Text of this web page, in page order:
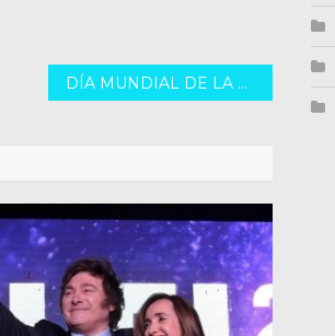
DÍA MUNDIAL DE LA ARQUITECTURA Y EL HÁBITAT